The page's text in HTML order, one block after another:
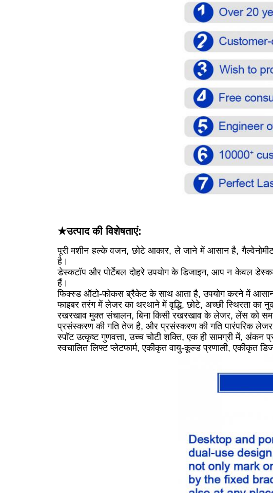
★उत्पाद की विशेषताएं:
पूरी मशीन हल्के वजन, छोटे आकार, ले जाने में आसान है,
है।
डेस्कटॉप और पोर्टेबल दोहरे उपयोग के डिजाइन, आप न केवल
हैं।
फिक्स्ड ऑटो-फोकस ब्रैकेट के साथ आता है, उपयोग करने में
फाइबर तरंग में लेजर का थरथाने में वृद्धि, छोटे, अच्छी स्थिरता
रखरखाव मुक्त संचालन, बिना किसी रखरखाव के लेजर, लेंस को
प्रसंस्करण की गति तेज है, और प्रसंस्करण की गति पारंपरिक लेजर
स्पॉट उत्कृष्ट गुणवत्ता, उच्च चोटी शक्ति, एक ही सामग्री में, अंकन
स्वचालित लिफ्ट प्लेटफार्म, एकीकृत वायु-कूल्ड प्रणाली, एकीकृत